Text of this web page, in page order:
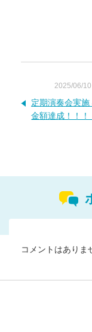
2025/06/10
定期演奏会実施
金額達成！！！
コメントはありま